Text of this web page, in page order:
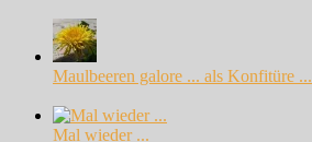
Maulbeeren galore ... als Konfitüre ...
Mal wieder ...